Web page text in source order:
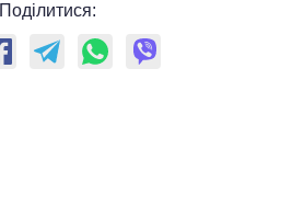
Поділитися: